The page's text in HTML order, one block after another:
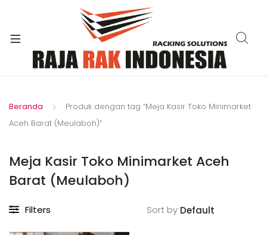
Beranda
Produk dengan tag “Meja Kasir Toko Minimarket
Aceh Barat (Meulaboh)”
Meja Kasir Toko Minimarket Aceh
Barat (Meulaboh)
Filters Sort by